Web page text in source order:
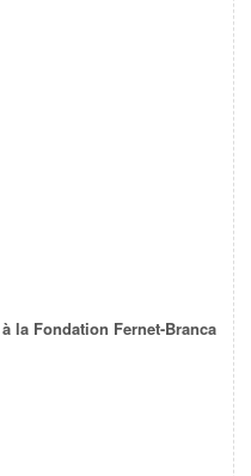
à la Fondation Fernet-Branca